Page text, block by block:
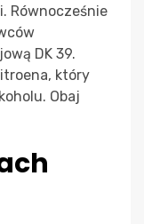
Równocześnie
DK 39.
który
Obaj